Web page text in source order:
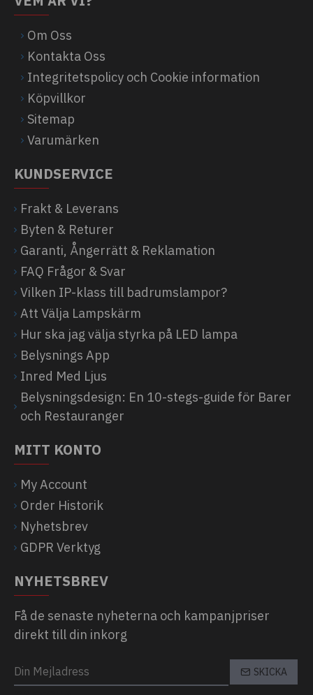
Om Oss
Kontakta Oss
Integritetspolicy och Cookie information
Köpvillkor
Sitemap
Varumärken
KUNDSERVICE
Frakt & Leverans
Byten & Returer
Garanti, Ångerrätt & Reklamation
FAQ Frågor & Svar
Vilken IP-klass till badrumslampor?
Att Välja Lampskärm
Hur ska jag välja styrka på LED lampa
Belysnings App
Inred Med Ljus
Belysningsdesign: En 10-stegs-guide för Barer
och Restauranger
MITT KONTO
My Account
Order Historik
Nyhetsbrev
GDPR Verktyg
NYHETSBREV
Få de senaste nyheterna och kampanjpriser
direkt till din inkorg
SKICKA